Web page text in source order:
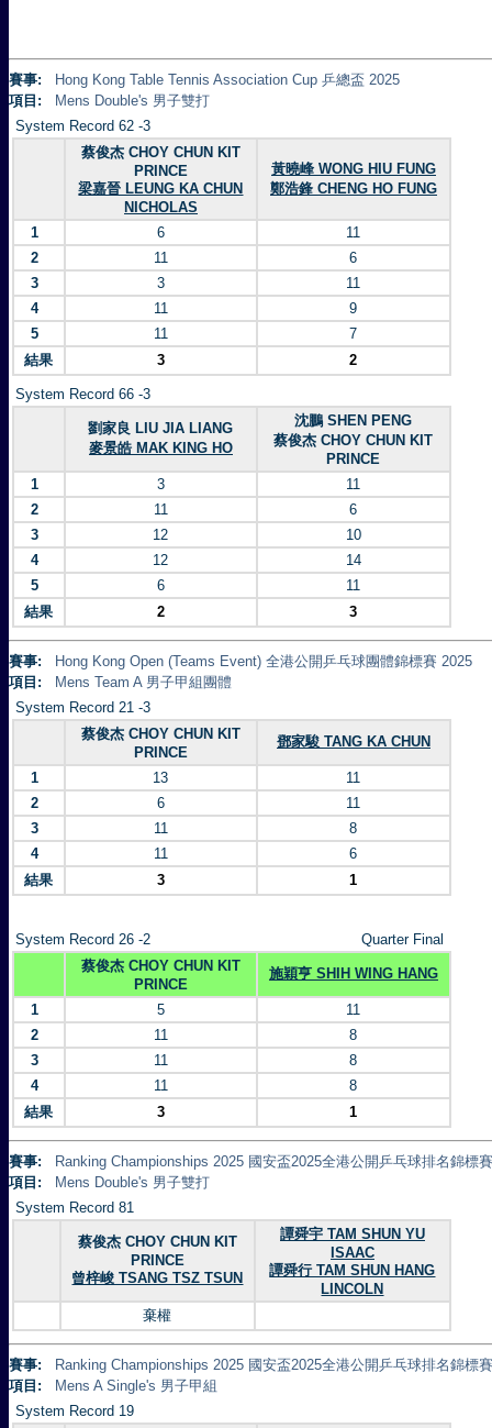
賽事:
Hong Kong Table Tennis Association Cup 乒總盃 2025
項目:
Mens Double's 男子雙打
System Record 62 -3
蔡俊杰 CHOY CHUN KIT
PRINCE
梁嘉晉 LEUNG KA CHUN
NICHOLAS
黃曉峰 WONG HIU FUNG
鄭浩鋒 CHENG HO FUNG
1 6
11
2
11
6
3
3
11
4
11
9
5
11
7
結果
3 2
System Record 66 -3
劉家良 LIU JIA LIANG
麥景皓 MAK KING HO
沈鵬 SHEN PENG
蔡俊杰 CHOY CHUN KIT
PRINCE
1
3
11
2
11
6
3
12
10
4
12
14
5
6
11
結果
2 3
賽事:
Hong Kong Open (Teams Event) 全港公開乒乓球團體錦標賽 2025
項目:
Mens Team A 男子甲組團體
System Record 21 -3
蔡俊杰 CHOY CHUN KIT
PRINCE
鄧家駿 TANG KA CHUN
1 13
11
2
6
11
3
11
8
4
11
6
結果
3 1
System Record 26 -2
Quarter Final
蔡俊杰 CHOY CHUN KIT
PRINCE
施穎亨 SHIH WING HANG
1 5
11
2
11
8
3
11
8
4
11
8
結果
3 1
賽事:
Ranking Championships 2025 國安盃2025全港公開乒乓球排名錦標
項目:
Mens Double's 男子雙打
System Record 81
蔡俊杰 CHOY CHUN KIT
PRINCE
曾梓峻 TSANG TSZ TSUN
譚舜宇 TAM SHUN YU
ISAAC
譚舜行 TAM SHUN HANG
LINCOLN
棄權
賽事:
Ranking Championships 2025 國安盃2025全港公開乒乓球排名錦標
項目:
Mens A Single's 男子甲組
System Record 19